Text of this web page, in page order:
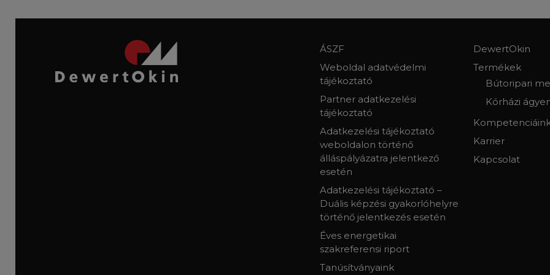
ÁSZF
Weboldal adatvédelmi
tájékoztató
Partner adatkezelési
tájékoztató
Adatkezelési tájékoztató
weboldalon történő
álláspályázatra jelentkező
esetén
Adatkezelési tájékoztató –
Duális képzési gyakorlóhelyre
történő jelentkezés esetén
Éves energetikai
szakreferensi riport
Tanúsítványaink
DewertOkin
Termékek
Bútoripari
Kórházi
Karrier
Kapcsolat